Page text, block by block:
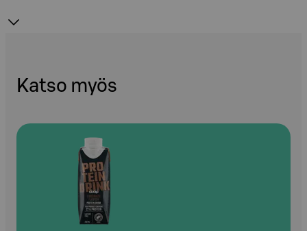
Katso myös